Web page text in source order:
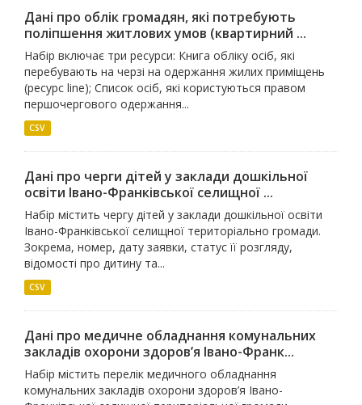
Дані про облік громадян, які потребують
поліпшення житлових умов (квартирний ...
Набір включає три ресурси: Книга обліку осіб, які
перебувають на черзі на одержання жилих приміщень
(ресурс line); Список осіб, які користуються правом
першочергового одержання...
CSV
Дані про черги дітей у заклади дошкільної
освіти Івано-Франківської селищної ...
Набір містить чергу дітей у заклади дошкільної освіти
Івано-Франківської селищної територіально громади.
Зокрема, номер, дату заявки, статус її розгляду,
відомості про дитину та...
CSV
Дані про медичне обладнання комунальних
закладів охорони здоров’я Івано-Франк...
Набір містить перелік медичного обладнання
комунальних закладів охорони здоров’я Івано-